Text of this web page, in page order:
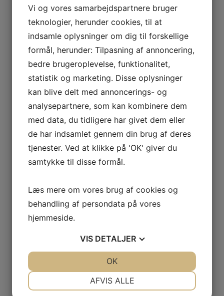
Find det bedste værktøj i en CC Tool
værktøjswebshop – stort udvalg og gode priser
24. marts 2026
Find den rette murer i Haslev til dit byggeprojekt
13. februar 2026
PREVIOUS ARTICLE NEXT ARTICLE
Vi og vores samarbejdspartnere bruger
teknologier, herunder cookies, til at
indsamle oplysninger om dig til forskellige
formål, herunder: Tilpasning af annoncering,
bedre brugeroplevelse, funktionalitet,
statistik og marketing. Disse oplysninger
kan blive delt med annoncerings- og
analysepartnere, som kan kombinere dem
med data, du tidligere har givet dem eller
de har indsamlet gennem din brug af deres
tjenester. Ved at klikke på 'OK' giver du
samtykke til disse formål.
Læs mere om vores brug af cookies og
behandling af persondata på vores
hjemmeside.
VIS DETALJER
AFVIS ALLE
OK